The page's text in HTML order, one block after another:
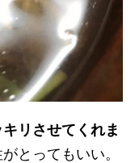
リさせてくれま
とってもいい。